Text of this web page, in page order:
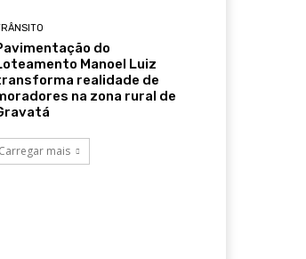
do
Manoel Luiz
realidade de
na zona rural de
Carregar mais